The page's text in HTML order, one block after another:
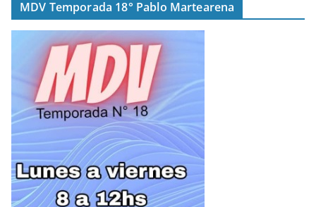
MDV Temporada 18° Pablo Martearena